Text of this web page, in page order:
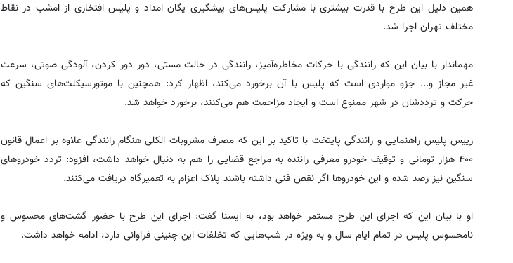
همین دلیل این طرح با قدرت بیشتری با مشارکت پلیس‌های پیشگیری یگان امداد و پلیس افتخاری از امشب در نقاط
مختلف تهران اجرا شد.
مهماندار با بیان این که رانندگی با حرکات مخاطره‌آمیز، رانندگی در حالت مستی، دور دور کردن، آلودگی صوتی، سرعت
غیر مجاز و... جزو مواردی است که پلیس با آن برخورد می‌کند، اظهار کرد: همچنین با موتورسیکلت‌های سنگین که
حرکت و ترددشان در شهر ممنوع است و ایجاد مزاحمت هم می‌کنند، برخورد خواهد شد.
رییس پلیس راهنمایی و رانندگی پایتخت با تاکید بر این که مصرف مشروبات الکلی هنگام رانندگی علاوه بر اعمال قانون
۴۰۰ هزار تومانی و توقیف خودرو معرفی راننده به مراجع قضایی را هم به دنبال خواهد داشت، افزود: تردد خودروهای
سنگین نیز رصد شده و این خودروها اگر نقص فنی داشته باشند پلاک اعزام به تعمیرگاه دریافت می‌کنند.
او با بیان این که اجرای این طرح مستمر خواهد بود، به ایسنا گفت: اجرای این طرح با حضور گشت‌های محسوس و
نامحسوس پلیس در تمام ایام سال و به ویژه در شب‌هایی که تخلفات این چنینی فراوانی دارد، ادامه خواهد داشت.